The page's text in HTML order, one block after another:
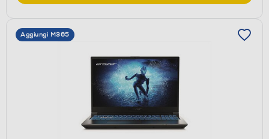
Aggiungi M365